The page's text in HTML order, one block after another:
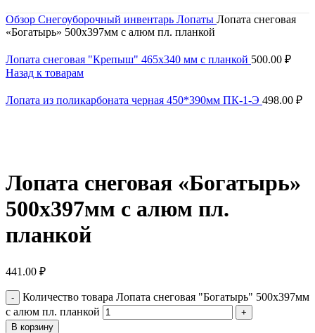
Обзор Снегоуборочный инвентарь Лопаты Лопата снеговая
«Богатырь» 500х397мм с алюм пл. планкой
Лопата снеговая "Крепыш" 465х340 мм с планкой 500.00 ₽
Назад к товарам
Лопата из поликарбоната черная 450*390мм ПК-1-Э 498.00 ₽
Лопата снеговая «Богатырь»
500х397мм с алюм пл.
планкой
441.00 ₽
Количество товара Лопата снеговая "Богатырь" 500х397мм
с алюм пл. планкой
В корзину